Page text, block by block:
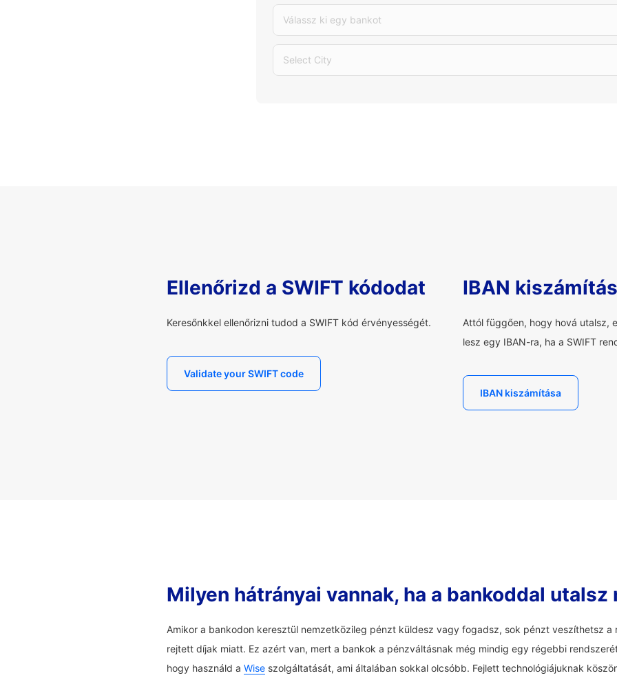
Válassz ki egy bankot
Select City
Ellenőrizd a SWIFT kódodat
Keresőnkkel ellenőrizni tudod a SWIFT kód érvényességét.
Validate your SWIFT code
IBAN
Attól függően, hogy hová utalsz,
lesz egy IBAN-ra, ha a SWIFT
IBAN kiszámítása
Milyen hátrányai vannak, ha a bankoddal
Amikor a bankodon keresztül nemzetközileg pénzt küldesz vagy fogadsz, sok pénzt veszíthetsz a
rejtett díjak miatt. Ez azért van, mert a bankok a pénzváltásnak még mindig egy régebbi
hogy használd a Wise szolgáltatását, ami általában sokkal olcsóbb. Fejlett technológiájuknak